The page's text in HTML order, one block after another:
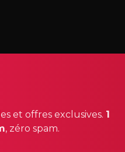
et offres exclusives. 1
, zéro spam.